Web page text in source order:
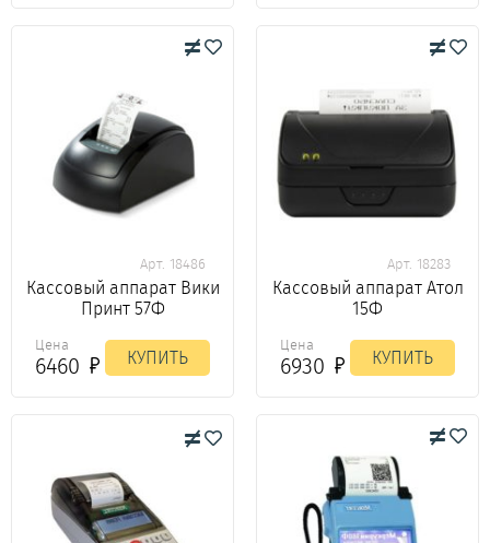
Арт. 18486
Кассовый аппарат Вики
Принт 57Ф
Цена
6460 КУПИТЬ
Арт. 18283
Кассовый аппарат Атол
15Ф
Цена
6930 КУПИТЬ